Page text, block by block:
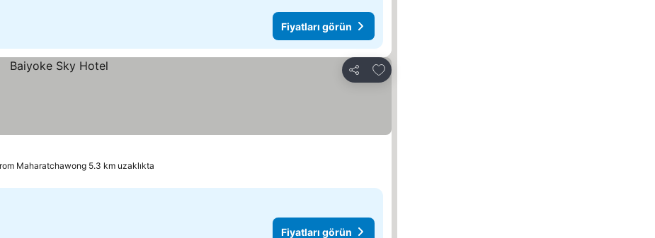
Fiyatları görün
Paylaş
Favorilerime ekle
Maharatchawong 5.3 km uzaklıkta
Fiyatları görün